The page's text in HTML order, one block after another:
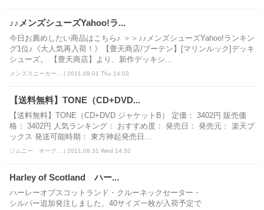
♪♪メンズシューズYahoo!ラ...
今日お薦めしたい商品はこちら♪ ＞＞♪♪メンズシューズYahoo!ランキン
グ1位♪《大人気再入荷！》【豊天商店/ブーテン】[マリンルック]デッキ
シューズ。 【豊天商店】より、新作デッキシ...
メンズスニーカー... | 2011.09.01 Thu 14:03
【送料無料】TONE（CD+DVD...
【送料無料】TONE（CD+DVD ジャケットB） 定価： 3402円 販売価
格： 3402円 人気ランキング： おすすめ度： 発売日： 発売元： 楽天ブ
ックス 発送可能時期： 東方神起発売日...
ジムニー オーク... | 2011.08.31 Wed 14:32
Harley of Scotland ハー...
ハーレーオブスコットランド・クルーネックセーター・
シルバー追加発注しました。40サイズ一枚が入荷予定で